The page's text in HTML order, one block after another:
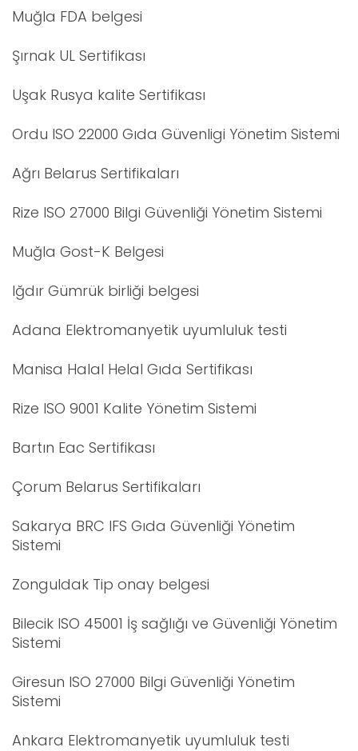
Muğla FDA belgesi
Şırnak UL Sertifikası
Uşak Rusya kalite Sertifikası
Ordu ISO 22000 Gıda Güvenligi Yönetim Sistemi
Ağrı Belarus Sertifikaları
Rize ISO 27000 Bilgi Güvenliği Yönetim Sistemi
Muğla Gost-K Belgesi
Iğdır Gümrük birliği belgesi
Adana Elektromanyetik uyumluluk testi
Manisa Halal Helal Gıda Sertifikası
Rize ISO 9001 Kalite Yönetim Sistemi
Bartın Eac Sertifikası
Çorum Belarus Sertifikaları
Sakarya BRC IFS Gıda Güvenliği Yönetim
Sistemi
Zonguldak Tip onay belgesi
Bilecik ISO 45001 İş sağlığı ve Güvenliği Yönetim
Sistemi
Giresun ISO 27000 Bilgi Güvenliği Yönetim
Sistemi
Ankara Elektromanyetik uyumluluk testi